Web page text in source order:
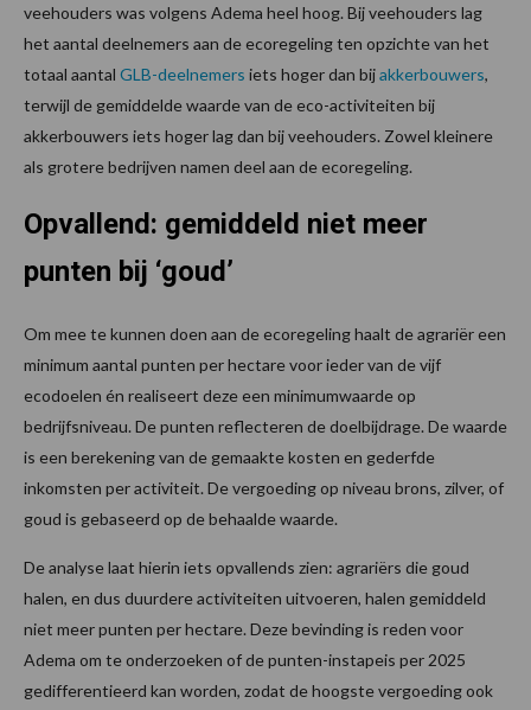
veehouders was volgens Adema heel hoog. Bij veehouders lag
het aantal deelnemers aan de ecoregeling ten opzichte van het
totaal aantal GLB-deelnemers iets hoger dan bijakkerbouwers,
terwijl de gemiddelde waarde van de eco-activiteiten bij
akkerbouwers iets hoger lag dan bij veehouders. Zowel kleinere
als grotere bedrijven namen deel aan de ecoregeling.
Opvallend: gemiddeld niet meer
punten bij ‘goud’
Om mee te kunnen doen aan de ecoregeling haalt de agrariër een
minimum aantal punten per hectare voor ieder van de vijf
ecodoelen én realiseert deze een minimumwaarde op
bedrijfsniveau. De punten reflecteren de doelbijdrage. De waarde
is een berekening van de gemaakte kosten en gederfde
inkomsten per activiteit. De vergoeding op niveau brons, zilver, of
goud is gebaseerd op de behaalde waarde.
De analyse laat hierin iets opvallends zien: agrariërs die goud
halen, en dus duurdere activiteiten uitvoeren, halen gemiddeld
niet meer punten per hectare. Deze bevinding is reden voor
Adema om te onderzoeken of de punten-instapeis per 2025
gedifferentieerd kan worden, zodat de hoogste vergoeding ook